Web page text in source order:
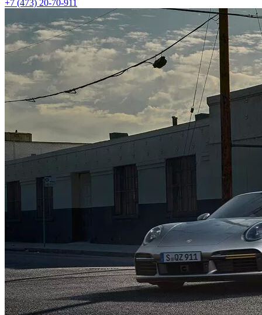
+7 (473) 20-70-911